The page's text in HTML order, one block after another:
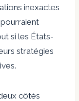
inexactes
si les États-
stratégies
côtés